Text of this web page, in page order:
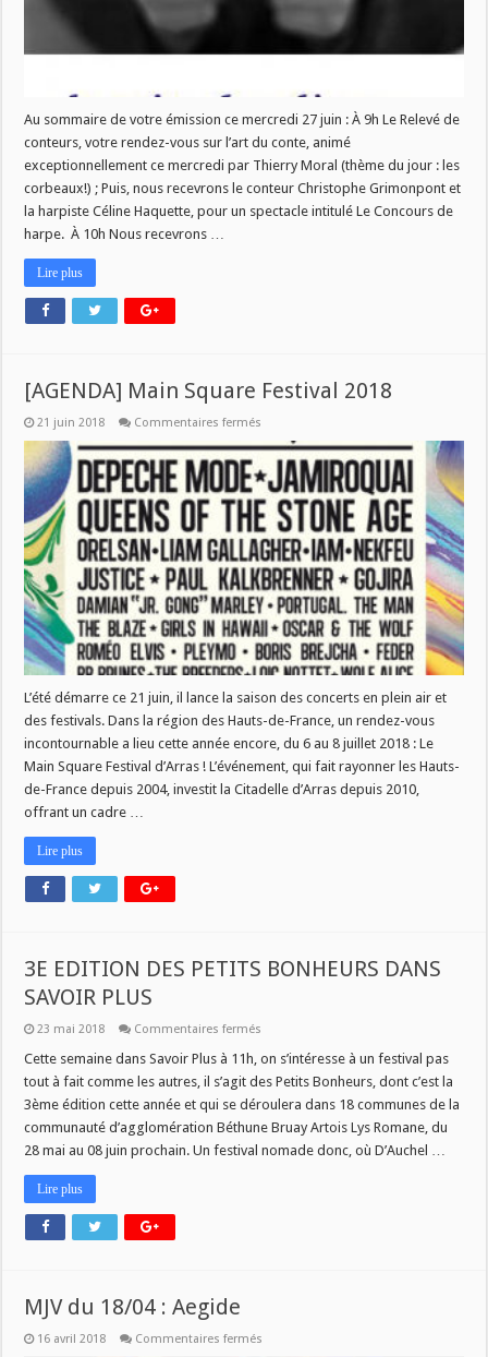
Au sommaire de votre émission ce mercredi 27 juin : À 9h Le Relevé de
conteurs, votre rendez-vous sur l’art du conte, animé
exceptionnellement ce mercredi par Thierry Moral (thème du jour : les
corbeaux!) ; Puis, nous recevrons le conteur Christophe Grimonpont et
la harpiste Céline Haquette, pour un spectacle intitulé Le Concours de
harpe. À 10h Nous recevrons …
Lire plus
[AGENDA] Main Square Festival 2018
21 juin 2018 Commentaires fermés
Main
Square
Festival
2018
L’été démarre ce 21 juin, il lance la saison des concerts en plein air et
des festivals. Dans la région des Hauts-de-France, un rendez-vous
incontournable a lieu cette année encore, du 6 au 8 juillet 2018 : Le
Main Square Festival d’Arras ! L’événement, qui fait rayonner les Hauts-
de-France depuis 2004, investit la Citadelle d’Arras depuis 2010,
offrant un cadre …
Lire plus
3E EDITION DES PETITS BONHEURS DANS
SAVOIR PLUS
23 mai 2018 Commentaires fermés
EDITION
PETITS
BONHEURS
DANS
SAVOIR
Cette semaine dans Savoir Plus à 11h, on s’intéresse à un festival pas
tout à fait comme les autres, il s’agit des Petits Bonheurs, dont c’est la
3ème édition cette année et qui se déroulera dans 18 communes de la
communauté d’agglomération Béthune Bruay Artois Lys Romane, du
28 mai au 08 juin prochain. Un festival nomade donc, où D’Auchel …
Lire plus
MJV du 18/04 : Aegide
16 avril 2018 Commentaires fermés